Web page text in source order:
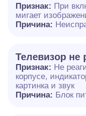
Признак: При
мигает
Причина:
Телевизор не
Признак: Не
корпусе,
картинка и звук
Причина: Блок